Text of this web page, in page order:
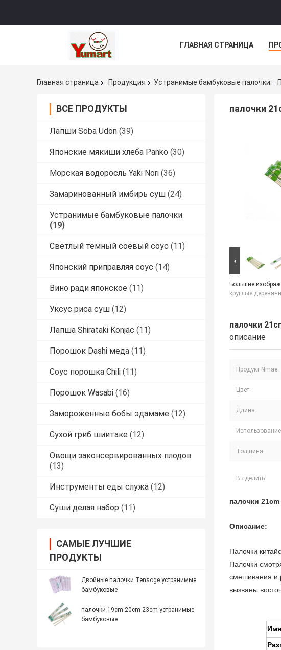
ГЛАВНАЯ СТРАНИЦА
Главная страница
Продукция Устранимые бамбуковые палочки
ВСЕ ПРОДУКТЫ
Лапши Soba Udon (39)
Японские мякиши хлеба Panko (30)
Морская водоросль Yaki Nori (36)
Замаринованный имбирь суш (24)
Устранимые бамбуковые палочки
(19)
Светлый темный соевый соус (11)
Японский приправляя соус (14)
Вино ради японское (11)
Уксус риса суш (12)
Лапша Shirataki Konjac (11)
Порошок Dashi меда (11)
Соус порошка Chili (11)
Порошок Wasabi (16)
Замороженные бобы эдамаме (12)
Сухой гриб шиитаке (12)
Овощи законсервированных плодов
(13)
Инструменты еды служа (12)
Суши делая набор (11)
САМЫЕ ЛУЧШИЕ
ПРОДУКТЫ
Двойные палочки Tensoge устранимые
бамбуковые
палочки 19cm 20cm 23cm устранимые
бамбуковые
палочки
Большие
круглые
палочки
описание
Продукт Nmae:
Цвет:
Длина:
Толщина:
Выделить:
палочки
Описание:
Палочки
Палочки
смешивания и
вызваны
Имя